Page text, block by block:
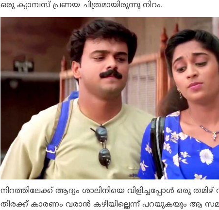
ഒരു ക്യാമ്പസ് പ്രണയ ചിത്രമായിരുന്നു നിറം.
നിറത്തിലേക്ക് ആദ്യം ശാലിനിയെ വിളിച്ചപ്പോൾ ഒരു തമിഴ്
തിരക്ക് കാരണം വരാൻ കഴിയില്ലെന്ന് പറയുകയും ആ